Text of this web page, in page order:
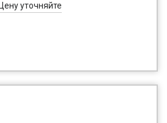
Цену уточняйте